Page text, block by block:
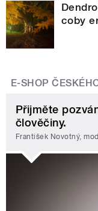
coby
E-SHOP
Přijměte
člověčiny.
František Novotný,